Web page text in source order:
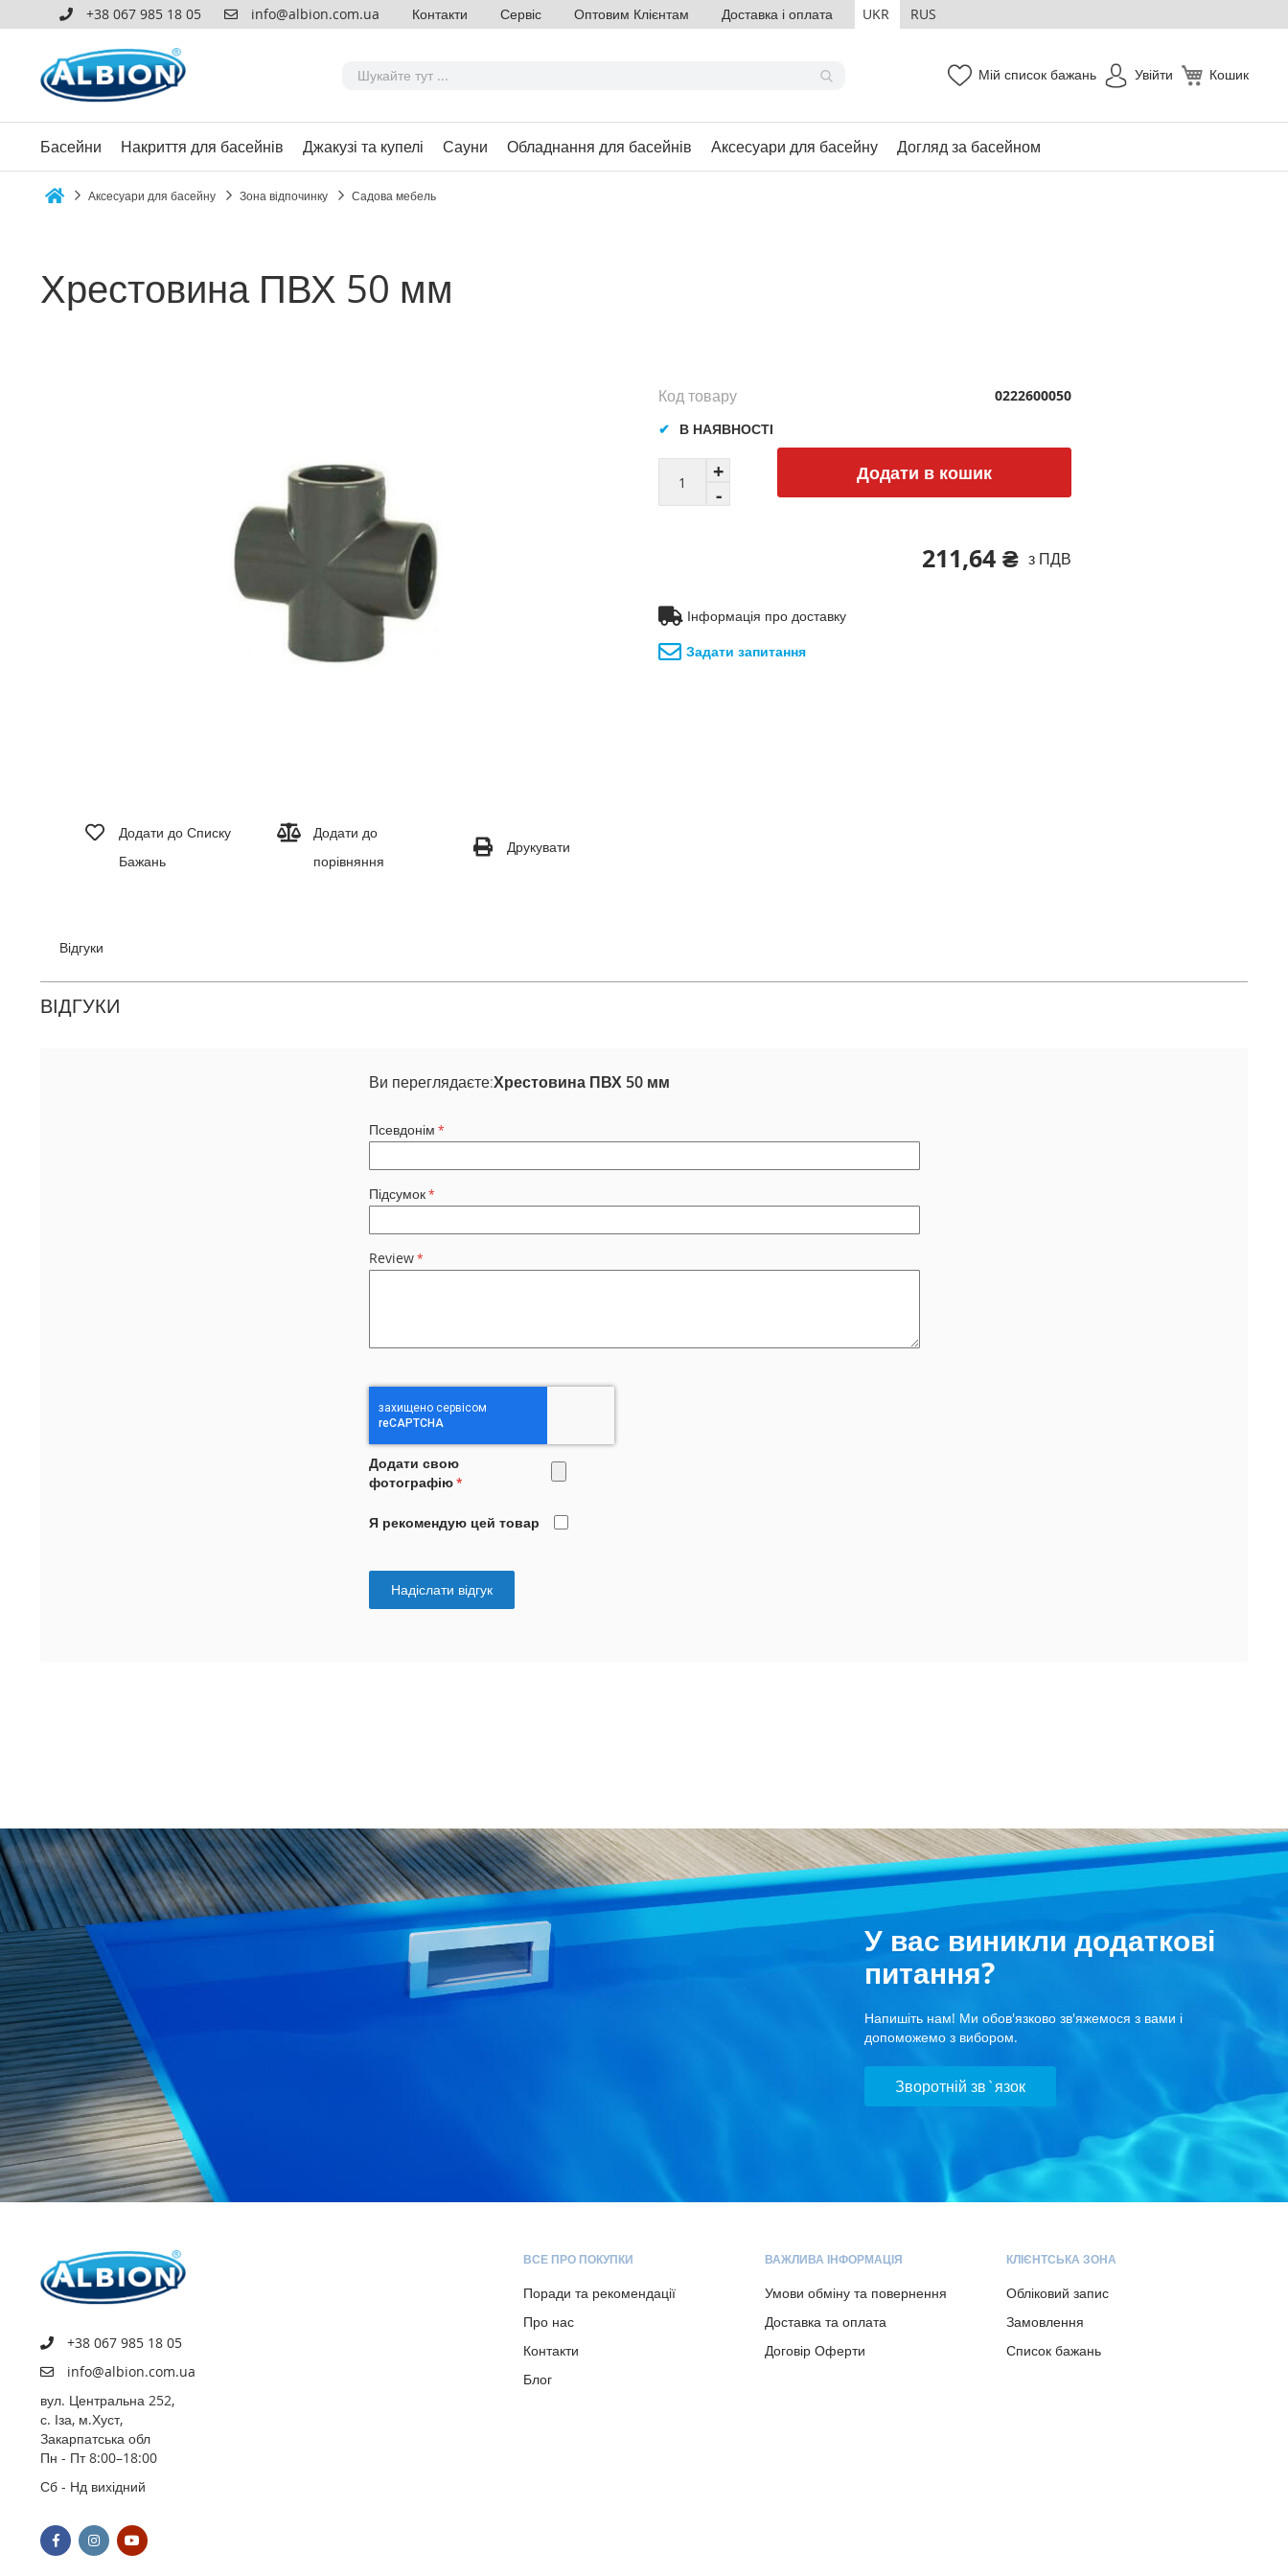
+38 067 985 18 05 info@albion.com.ua Контакти Сервіс Оптовим Клієнтам Доставка і оплата UKR RUS
Кошик
Мій список бажань Увійти
Басейни Накриття для басейнів Джакузі та купелі Сауни Обладнання для басейнів Аксесуари для басейну Догляд за басейном
Аксесуари для басейну Зона відпочинку Садова мебель
Хрестовина ПВХ 50 мм
Додати до Списку
Бажань
Додати до
порівняння
Друкувати
Додати в кошик
211,64 ₴ з ПДВ
В НАЯВНОСТІ
Код товару 0222600050
Інформація про доставку
Задати запитання
Відгуки
ВІДГУКИ
Ви переглядаєте:Хрестовина ПВХ 50 мм
Псевдонім
Підсумок
Review
Додати свою
фотографію
Я рекомендую цей товар
Надіслати відгук
У вас виникли додаткові
питання?
Напишіть нам! Ми обов'язково зв'яжемося з вами і
допоможемо з вибором.
Зворотній зв`язок
+38 067 985 18 05
info@albion.com.ua
вул. Центральна 252,
с. Іза, м.Хуст,
Закарпатська обл
Пн - Пт 8:00–18:00
Сб - Нд вихідний
ВСЕ ПРО ПОКУПКИ
Поради та рекомендації
Про нас
Контакти
Блог
ВАЖЛИВА ІНФОРМАЦІЯ
Умови обміну та повернення
Доставка та оплата
Договір Оферти
КЛІЄНТСЬКА ЗОНА
Обліковий запис
Замовлення
Список бажань